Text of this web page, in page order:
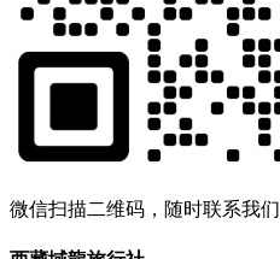
微信扫描二维码，随时联系我们